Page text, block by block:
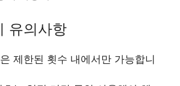
유의사항
제한된 횟수 내에서만 가능합니